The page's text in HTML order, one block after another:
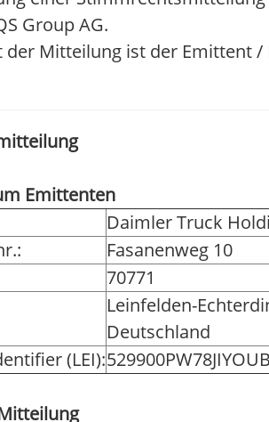
Group AG.
der Mitteilung ist der Emittent
Emittenten
Daimler Truck
Fasanenweg 10
70771
Leinfelden-
Deutschland
(LEI):